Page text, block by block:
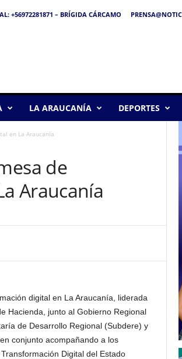
+56972281871 – BRÍGIDA CÁRCAMO
LA ARAUCANÍA DEPORTES
en La Araucanía
de
Araucanía
digital en La Araucanía, liderada
Hacienda, junto al Gobierno Regional
de Desarrollo Regional (Subdere) y
conjunto acompañando a los
Digital del Estado